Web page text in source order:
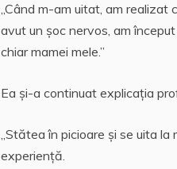
„Când m-am uitat, am realizat
avut un şoc nervos, am
chiar mamei mele.”
Ea şi-a continuat explicația
„Stătea în picioare şi se uita
experiență.